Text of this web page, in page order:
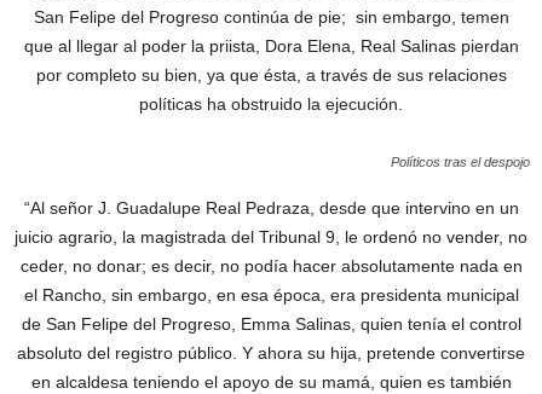
San Felipe del Progreso continúa de pie; sin embargo, temen
que al llegar al poder la priista, Dora Elena, Real Salinas pierdan
por completo su bien, ya que ésta, a través de sus relaciones
políticas ha obstruido la ejecución.
Políticos tras el despojo
“Al señor J. Guadalupe Real Pedraza, desde que intervino en un
juicio agrario, la magistrada del Tribunal 9, le ordenó no vender, no
ceder, no donar; es decir, no podía hacer absolutamente nada en
el Rancho, sin embargo, en esa época, era presidenta municipal
de San Felipe del Progreso, Emma Salinas, quien tenía el control
absoluto del registro público. Y ahora su hija, pretende convertirse
en alcaldesa teniendo el apoyo de su mamá, quien es también